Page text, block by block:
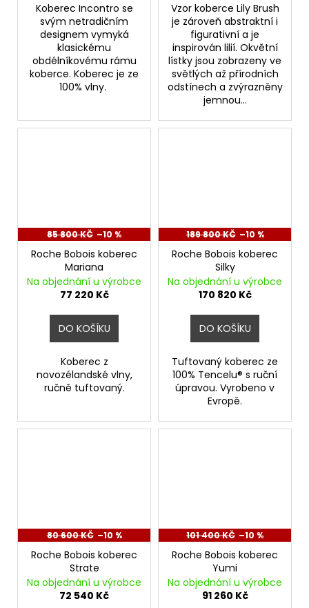
Koberec Incontro se
svým netradičním
designem vymyká
klasickému
obdélníkovému rámu
koberce. Koberec je ze
100% vlny.
Vzor koberce Lily Brush
je zároveň abstraktní i
figurativní a je
inspirován lilií. Okvětní
lístky jsou zobrazeny ve
světlých až přírodních
odstínech a zvýrazněny
jemnou...
85 800 KČ –10 %
Roche Bobois koberec
Mariana
Na objednání u výrobce
77 220 Kč
DO KOŠÍKU
Koberec z
novozélandské vlny,
ručně tuftovaný.
189 800 KČ –10 %
Roche Bobois koberec
Silky
Na objednání u výrobce
170 820 Kč
DO KOŠÍKU
Tuftovaný koberec ze
100% Tencelu® s ruční
úpravou. Vyrobeno v
Evropě.
80 600 KČ –10 %
Roche Bobois koberec
Strate
Na objednání u výrobce
72 540 Kč
101 400 KČ –10 %
Roche Bobois koberec
Yumi
Na objednání u výrobce
91 260 Kč